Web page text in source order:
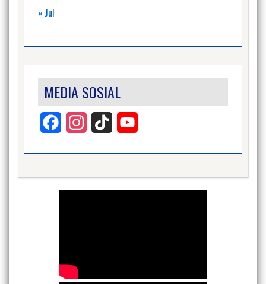
« Jul
MEDIA SOSIAL
Facebook InstagramTikTok